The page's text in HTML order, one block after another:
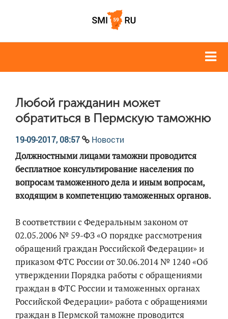
Любой гражданин может
обратиться в Пермскую таможню
19-09-2017, 08:57 Новости
Должностными лицами таможни проводится
бесплатное консультирование населения по
вопросам таможенного дела и иным вопросам,
входящим в компетенцию таможенных органов.
В соответствии с Федеральным законом от
02.05.2006 № 59-ФЗ «О порядке рассмотрения
обращений граждан Российской Федерации» и
приказом ФТС России от 30.06.2014 № 1240 «Об
утверждении Порядка работы с обращениями
граждан в ФТС России и таможенных органах
Российской Федерации» работа с обращениями
граждан в Пермской таможне проводится